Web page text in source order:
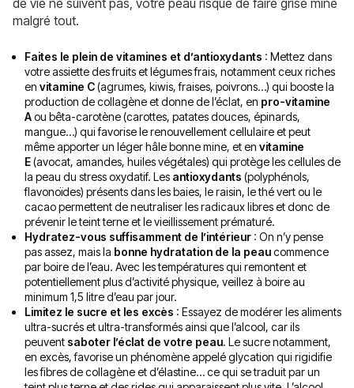
malgré tout.
Faites le plein de vitamines et d’antioxydants : Mettez dans
votre assiette des fruits et légumes frais, notamment ceux riches
en vitamine C(agrumes, kiwis, fraises, poivrons…) qui booste la
production de collagène et donne de l’éclat, en pro-vitamine
Aou bêta-carotène (carottes, patates douces, épinards,
mangue…) qui favorise le renouvellement cellulaire et peut
même apporter un léger hâle bonne mine, et en vitamine
E(avocat, amandes, huiles végétales) qui protège les cellules de
la peau du stress oxydatif. Les antioxydants (polyphénols,
flavonoïdes) présents dans les baies, le raisin, le thé vert ou le
cacao permettent de neutraliser les radicaux libres et donc de
prévenir le teint terne et le vieillissement prématuré.
Hydratez-vous suffisamment de l’intérieur : On n’y pense
pas assez, mais la bonne hydratation de la peaucommence
par boire de l’eau. Avec les températures qui remontent et
potentiellement plus d’activité physique, veillez à boire au
minimum 1,5 litre d’eau par jour.
Limitez le sucre et les excès : Essayez de modérer les aliments
ultra-sucrés et ultra-transformés ainsi que l’alcool, car ils
peuvent saboter l’éclat de votre peau. Le sucre notamment,
en excès, favorise un phénomène appelé glycation qui rigidifie
les fibres de collagène et d’élastine… ce qui se traduit par un